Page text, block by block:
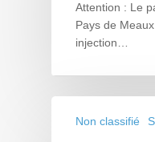
Attention : Le
Pays de
injection…
Non classifié